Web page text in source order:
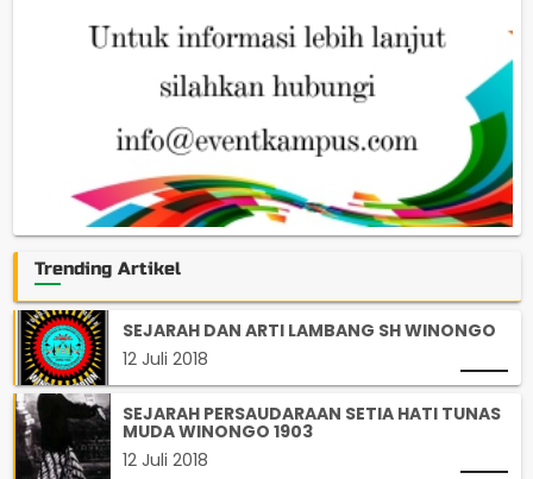
Trending Artikel
SEJARAH DAN ARTI LAMBANG SH WINONGO
12 Juli 2018
SEJARAH PERSAUDARAAN SETIA HATI TUNAS
MUDA WINONGO 1903
12 Juli 2018